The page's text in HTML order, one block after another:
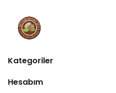
Kategoriler
Hesabım